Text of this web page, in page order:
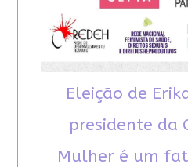
Eleição de
presidente da
Mulher é um